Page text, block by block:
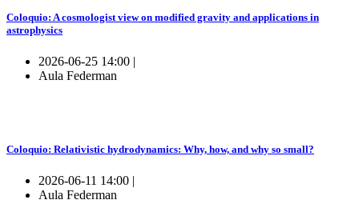
Coloquio: A cosmologist view on modified gravity and applications in
astrophysics
2026-06-25 14:00 |
Aula Federman
Coloquio: Relativistic hydrodynamics: Why, how, and why so small?
2026-06-11 14:00 |
Aula Federman